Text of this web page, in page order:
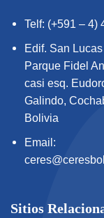
Telf: (+591 – 4)
Edif. San
Parque Fidel
casi esq.
Galindo,
Bolivia
Email:
Sitios